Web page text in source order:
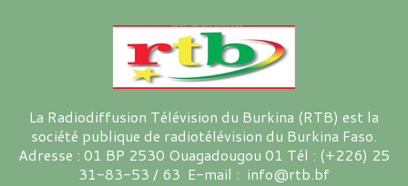
La Radiodiffusion Télévision du Burkina (RTB) est la
société publique de radiotélévision du Burkina Faso.
Adresse : 01 BP 2530 Ouagadougou 01 Tél : (+226) 25
31-83-53 / 63 E-mail : info@rtb.bf